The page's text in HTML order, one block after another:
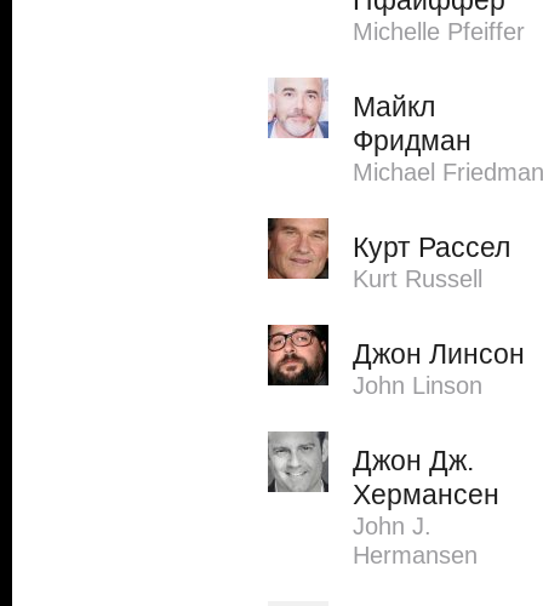
Michelle Pfeiffer
Майкл
Фридман
Michael Friedman
Курт Рассел
Kurt Russell
Джон Линсон
John Linson
Джон Дж.
Хермансен
John J.
Hermansen